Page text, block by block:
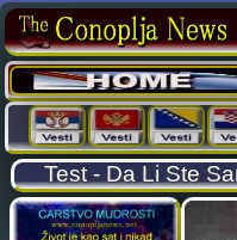
Test - Da Li Ste